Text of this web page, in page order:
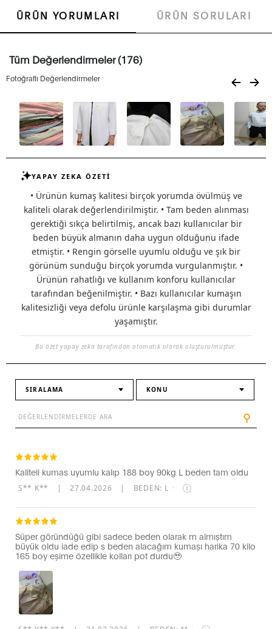
ÜRÜN YORUMLARI ÜRÜN SORULARI
Tüm Değerlendirmeler (176)
Fotoğraflı Değerlendirmeler
YAPAY ZEKA ÖZETİ
• Ürünün kumaş kalitesi birçok yorumda övülmüş ve
kaliteli olarak değerlendirilmiştir. • Tam beden alınması
gerektiği sıkça belirtilmiş, ancak bazı kullanıcılar bir
beden büyük almanın daha uygun olduğunu ifade
etmiştir. • Rengin görselle uyumlu olduğu ve şık bir
görünüm sunduğu birçok yorumda vurgulanmıştır. •
Ürünün rahatlığı ve kullanım konforu kullanıcılar
tarafından beğenilmiştir. • Bazı kullanıcılar kumaşın
kalitesizliği veya defolu ürünle karşılaşma gibi durumlar
yaşamıştır.
Bu özet yapay zeka tarafından otomatik olarak oluşturulmuştur.
SIRALAMA KONU
⚲
Kaliteli kumas uyumlu kalıp 188 boy 90kg L beden tam oldu
S** K** | 27.04.2026 | BEDEN: L ·
Süper göründüğü gibi sadece beden olarak m almıştım
büyük oldu iade edip s beden alacağım kumaşı harika 70 kilo
165 boy eşime özellikle kolları pot durdu🥹